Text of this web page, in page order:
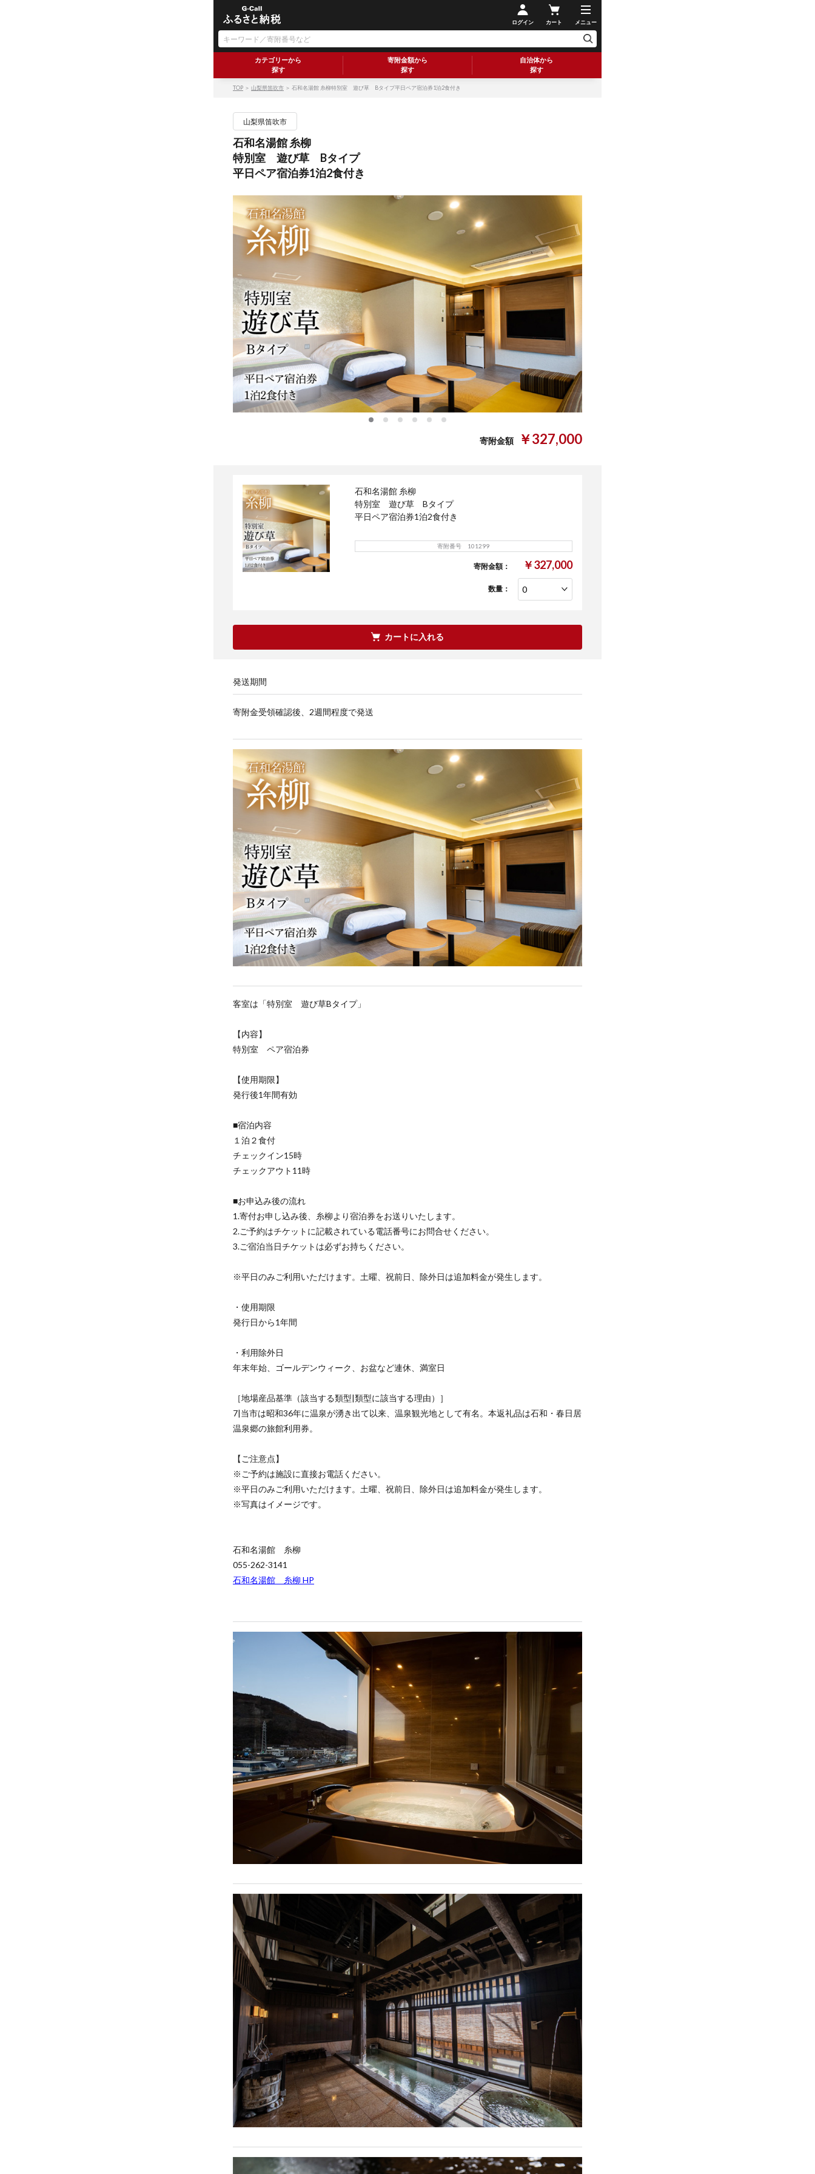
ログイン カート メニュー
カテゴリーから
探す
寄附金額から
探す
自治体から
探す
TOP ＞ 山梨県笛吹市 ＞ 石和名湯館 糸柳特別室 遊び草 Bタイプ平日ペア宿泊券1泊2食付き
山梨県笛吹市
石和名湯館 糸柳
特別室 遊び草 Bタイプ
平日ペア宿泊券1泊2食付き
寄附金額 ￥327,000
石和名湯館 糸柳
特別室 遊び草 Bタイプ
平日ペア宿泊券1泊2食付き
寄附番号 101299
寄附金額： ￥327,000
数量：
カートに入れる
発送期間
寄附金受領確認後、2週間程度で発送
客室は「特別室 遊び草Bタイプ」
【内容】
特別室 ペア宿泊券
【使用期限】
発行後1年間有効
■宿泊内容
１泊２食付
チェックイン15時
チェックアウト11時
■お申込み後の流れ
1.寄付お申し込み後、糸柳より宿泊券をお送りいたします。
2.ご予約はチケットに記載されている電話番号にお問合せください。
3.ご宿泊当日チケットは必ずお持ちください。
※平日のみご利用いただけます。土曜、祝前日、除外日は追加料金が発生します。
・使用期限
発行日から1年間
・利用除外日
年末年始、ゴールデンウィーク、お盆など連休、満室日
［地場産品基準（該当する類型|類型に該当する理由）］
7|当市は昭和36年に温泉が湧き出て以来、温泉観光地として有名。本返礼品は石和・春日居
温泉郷の旅館利用券。
【ご注意点】
※ご予約は施設に直接お電話ください。
※平日のみご利用いただけます。土曜、祝前日、除外日は追加料金が発生します。
※写真はイメージです。
石和名湯館 糸柳
055-262-3141
石和名湯館 糸柳 HP